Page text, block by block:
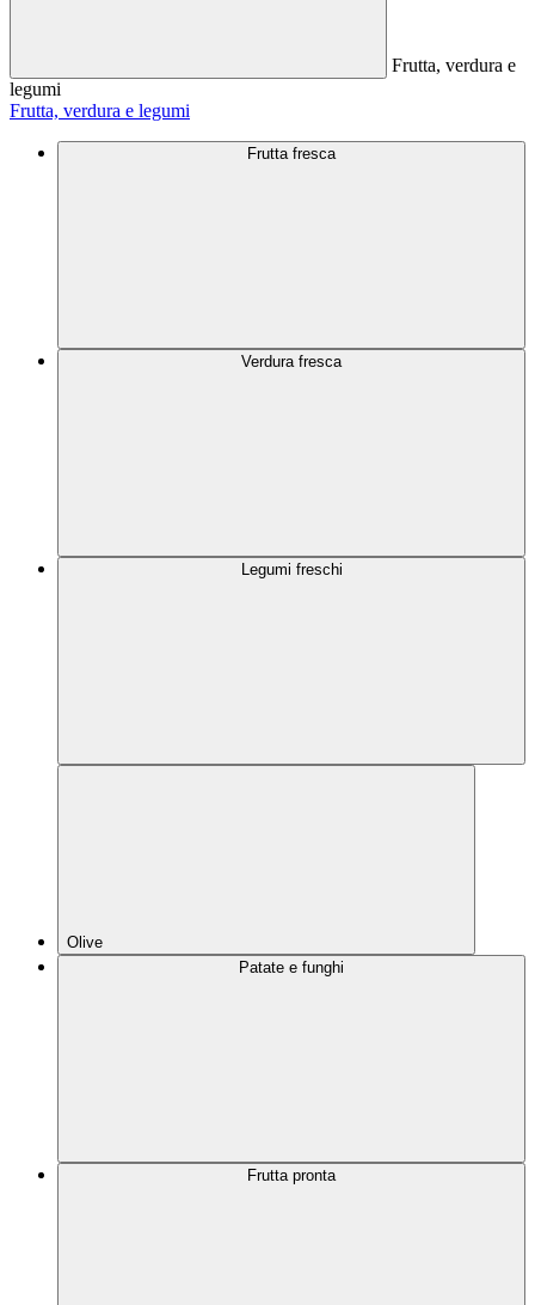
Frutta, verdura e
legumi
Frutta, verdura e legumi
Frutta fresca
Verdura fresca
Legumi freschi
Olive
Patate e funghi
Frutta pronta